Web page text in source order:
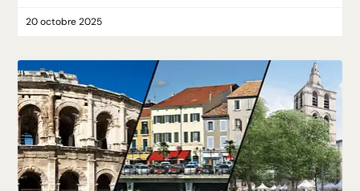
20 octobre 2025